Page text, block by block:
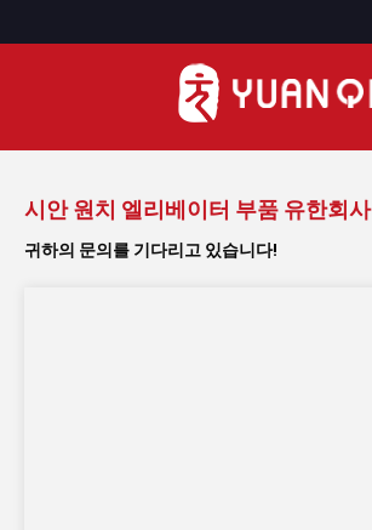
시안 원치 엘리베이터 부품 유한회사
귀하의 문의를 기다리고 있습니다!